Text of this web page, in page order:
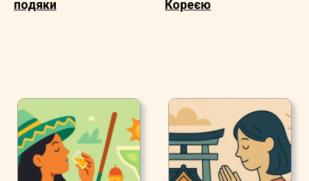
подяки
Кореєю